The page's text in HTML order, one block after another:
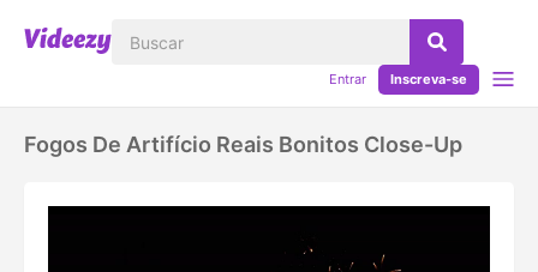
Entrar Inscreva-se
Fogos De Artifício Reais Bonitos Close-Up